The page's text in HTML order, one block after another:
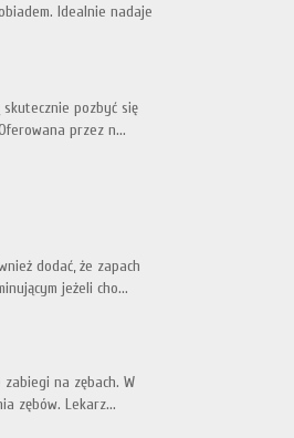
Idealnie nadaje
pozbyć się
przez n...
dodać, że zapach
jeżeli cho...
na zębach. W
zębów. Lekarz...